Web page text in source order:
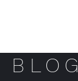
BLOG